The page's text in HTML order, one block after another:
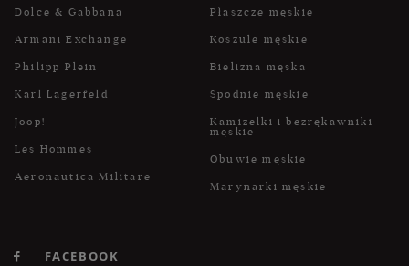
Dolce & Gabbana
Armani Exchange
Philipp Plein
Karl Lagerfeld
Joop!
Les Hommes
Aeronautica Militare
Płaszcze męskie
Koszule męskie
Bielizna męska
Spodnie męskie
Kamizelki i bezrękawniki
męskie
Obuwie męskie
Marynarki męskie
FACEBOOK